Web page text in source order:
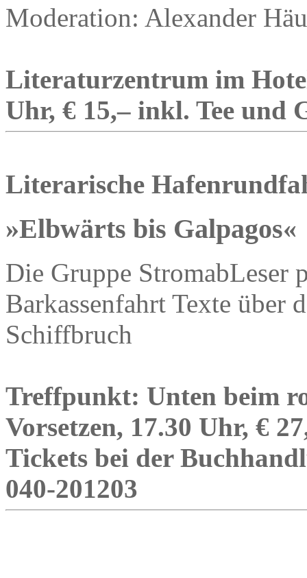
Moderation: Alexander
Literaturzentrum im
Uhr, € 15,– inkl. Tee und
Literarische
»Elbwärts bis Galpagos«
Die Gruppe StromabLeser
Barkassenfahrt Texte über
Schiffbruch
Treffpunkt: Unten beim
Vorsetzen, 17.30 Uhr, €
Tickets bei der
040-201203